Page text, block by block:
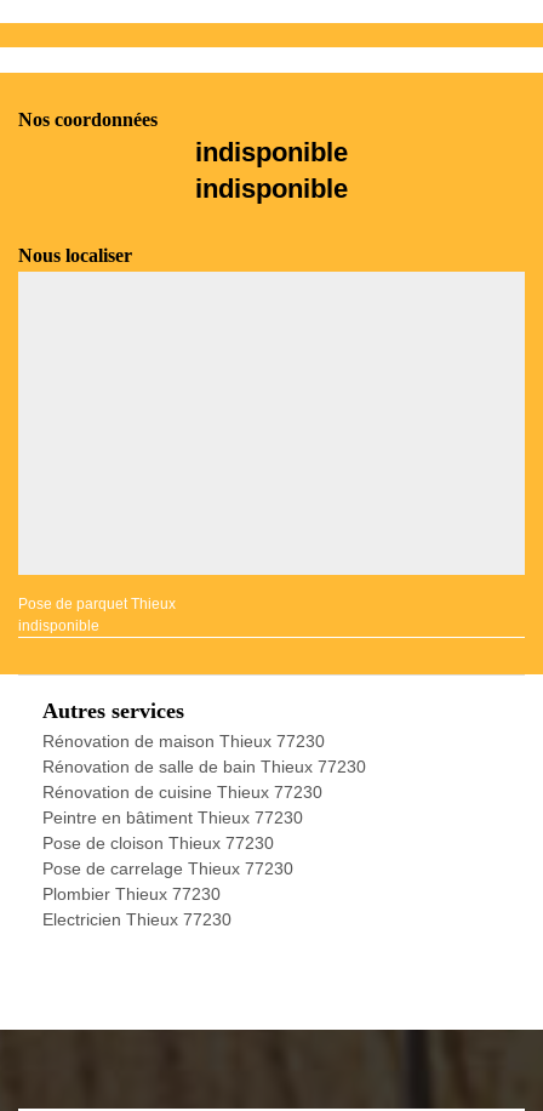
Nos coordonnées
indisponible
indisponible
Nous localiser
Pose de parquet Thieux
indisponible
Autres services
Rénovation de maison Thieux 77230
Rénovation de salle de bain Thieux 77230
Rénovation de cuisine Thieux 77230
Peintre en bâtiment Thieux 77230
Pose de cloison Thieux 77230
Pose de carrelage Thieux 77230
Plombier Thieux 77230
Electricien Thieux 77230